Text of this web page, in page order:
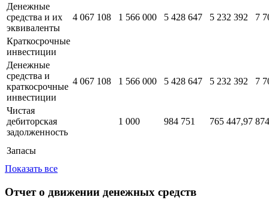
Денежные
средства и их
эквиваленты
4 067 108 1 566 000 5 428 647 5 232 392 7
Краткосрочные
инвестиции
Денежные
средства и
краткосрочные
инвестиции
4 067 108 1 566 000 5 428 647 5 232 392 7
Чистая
дебиторская
задолженность
1 000 984 751 765 447,97
Запасы
Показать все
Отчет о движении денежных средств